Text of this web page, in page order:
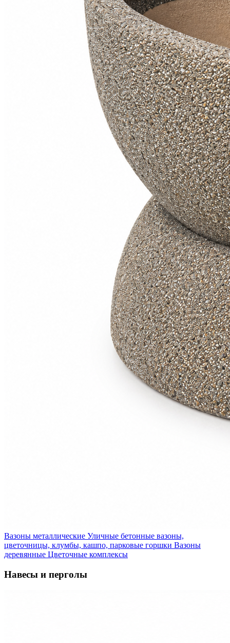
Вазоны металлические Уличные бетонные вазоны,
цветочницы, клумбы, кашпо, парковые горшки Вазоны
деревянные Цветочные комплексы
Навесы и перголы